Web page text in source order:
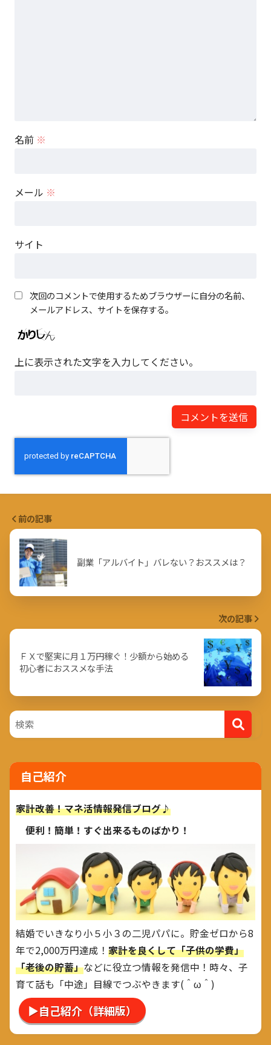
名前 ※
メール ※
サイト
次回のコメントで使用するためブラウザーに自分の名前、
メールアドレス、サイトを保存する。
上に表示された文字を入力してください。
前の記事
副業「アルバイト」バレない？おススメは？
次の記事
ＦＸで堅実に月１万円稼ぐ！少額から始める
初心者におススメな手法
自己紹介
家計改善！マネ活情報発信ブログ♪
便利！簡単！すぐ出来るものばかり！
結婚でいきなり小５小３の二児パパに。貯金ゼロから8
年で2,000万円達成！ 家計を良くして「子供の学費」
「老後の貯蓄」などに役立つ情報を発信中！時々、子
育て話も「中途」目線でつぶやきます(＾ω＾)
▶自己紹介（詳細版）